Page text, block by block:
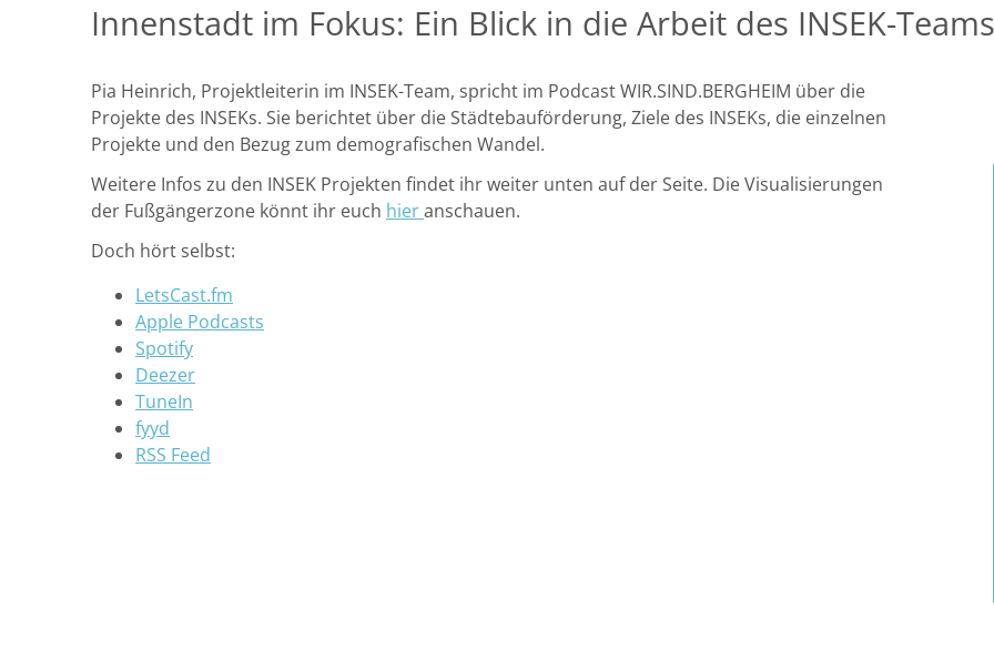
Innenstadt im Fokus: Ein Blick in die Arbeit des INSEK-Teams
Pia Heinrich, Projektleiterin im INSEK-Team, spricht im Podcast WIR.SIND.BERGHEIM über die
Projekte des INSEKs. Sie berichtet über die Städtebauförderung, Ziele des INSEKs, die einzelnen
Projekte und den Bezug zum demografischen Wandel.
Weitere Infos zu den INSEK Projekten findet ihr weiter unten auf der Seite. Die Visualisierungen
der Fußgängerzone könnt ihr euch hieranschauen.
Doch hört selbst:
LetsCast.fm
Apple Podcasts
Spotify
Deezer
TuneIn
fyyd
RSS Feed